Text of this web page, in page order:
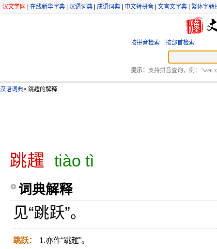
汉文学网 在线新华字典 汉语词典 成语词典 中文转拼音 文言文字典 繁体字转
按拼音检索 按部首检索
提示： 支持拼音查询，例：“wen
汉语词典> 跳趯的解释
跳趯 tiào tì
词典解释
见“跳跃”。
跳跃：
1.亦作“跳趯”。